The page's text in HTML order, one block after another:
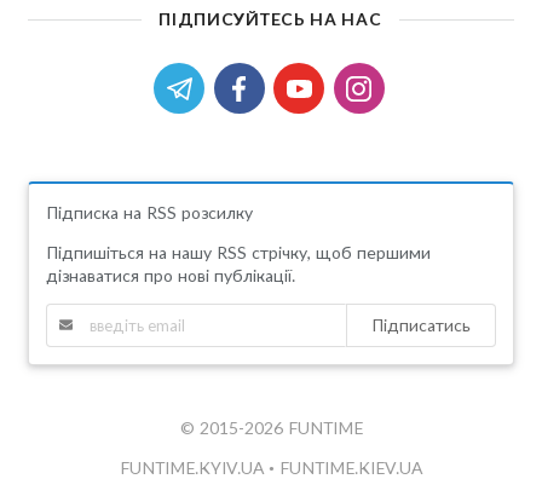
ПІДПИСУЙТЕСЬ НА НАС
Підписка на RSS розсилку
Підпишіться на нашу RSS стрічку, щоб першими
дізнаватися про нові публікації.
Підписатись
© 2015-2026 FUNTIME
FUNTIME.KYIV.UA • FUNTIME.KIEV.UA